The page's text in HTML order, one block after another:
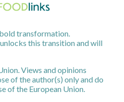
transformation.
this transition and will
Views and opinions
of the author(s) only and do
of the European Union.